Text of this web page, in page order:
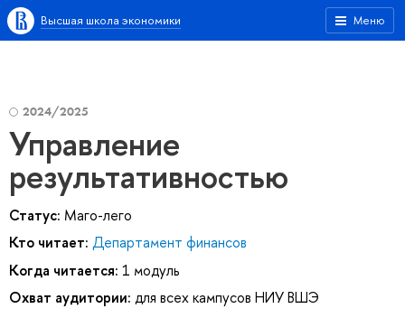
Меню
Высшая школа экономики
2024/2025
Управление
результативностью
Статус: Маго-лего
Кто читает: Департамент финансов
Когда читается: 1 модуль
Охват аудитории: для всех кампусов НИУ ВШЭ